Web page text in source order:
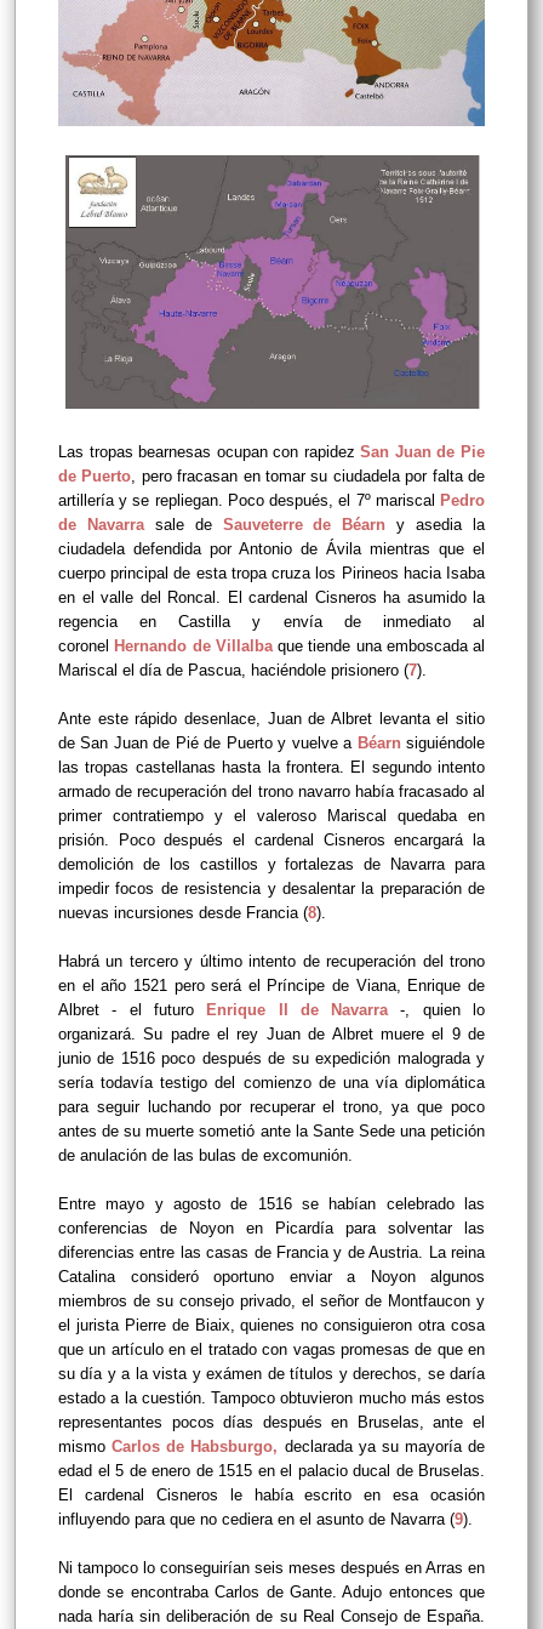
Las tropas bearnesas ocupan con rapidezSan Juan de Pie
de Puerto , pero fracasan en tomar su ciudadela por falta de
artillería y se repliegan. Poco después, el 7º mariscal Pedro
de Navarra
sale de Sauveterre de Béarn
y asedia la
ciudadela defendida por Antonio de Ávila mientras que el
cuerpo principal de esta tropa cruza los Pirineos hacia Isaba
en el valle del Roncal. El cardenal Cisneros ha asumido la
regencia en Castilla y envía de inmediato al
coronel Hernando de Villalba que tiende una emboscada al
Mariscal el día de Pascua, haciéndole prisionero (7).
Ante este rápido desenlace, Juan de Albret levanta el sitio
de San Juan de Pié de Puerto y vuelve a Béarn siguiéndole
las tropas castellanas hasta la frontera. El segundo intento
armado de recuperación del trono navarro había fracasado al
primer contratiempo y el valeroso Mariscal quedaba en
prisión. Poco después el cardenal Cisneros encargará la
demolición de los castillos y fortalezas de Navarra para
impedir focos de resistencia y desalentar la preparación de
nuevas incursiones desde Francia (8).
Habrá un tercero y último intento de recuperación del trono
en el año 1521 pero será el Príncipe de Viana, Enrique de
Albret - el futuro Enrique II de Navarra-, quien lo
organizará. Su padre el rey Juan de Albret muere el 9 de
junio de 1516 poco después de su expedición malograda y
sería todavía testigo del comienzo de una vía diplomática
para seguir luchando por recuperar el trono, ya que poco
antes de su muerte sometió ante la Sante Sede una petición
de anulación de las bulas de excomunión.
Entre mayo y agosto de 1516 se habían celebrado las
conferencias de Noyon en Picardía para solventar las
diferencias entre las casas de Francia y de Austria. La reina
Catalina consideró oportuno enviar a Noyon algunos
miembros de su consejo privado, el señor de Montfaucon y
el jurista Pierre de Biaix, quienes no consiguieron otra cosa
que un artículo en el tratado con vagas promesas de que en
su día y a la vista y exámen de títulos y derechos, se daría
estado a la cuestión. Tampoco obtuvieron mucho más estos
representantes pocos días después en Bruselas, ante el
mismoCarlos de Habsburgo, declarada ya su mayoría de
edad el 5 de enero de 1515 en el palacio ducal de Bruselas.
El cardenal Cisneros le había escrito en esa ocasión
influyendo para que no cediera en el asunto de Navarra (9).
Ni tampoco lo conseguirían seis meses después en Arras en
donde se encontraba Carlos de Gante. Adujo entonces que
nada haría sin deliberación de su Real Consejo de España.